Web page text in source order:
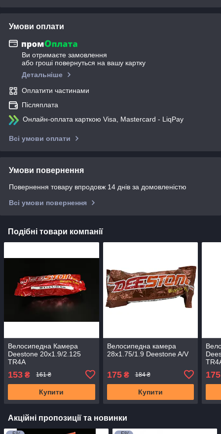
Умови оплати
Ви отримаєте замовлення
або гроші повернуться на вашу картку
Детальніше
Оплатити частинами
Післяплата
Онлайн-оплата карткою Visa, Mastercard - LiqPay
Всі умови оплати
Умови повернення
Повернення товару впродовж 14 днів за домовленістю
Всі умови повернення
Подібні товари компанії
Велосипедна Камера
Deestone 20x1.9/2.125
TR4A
153 ₴ 161 ₴
Купити
Велосипедна камера
28x1.75/1.9 Deestone A/V
175₴ 184 ₴
Купити
175
Акційні пропозиції та новинки